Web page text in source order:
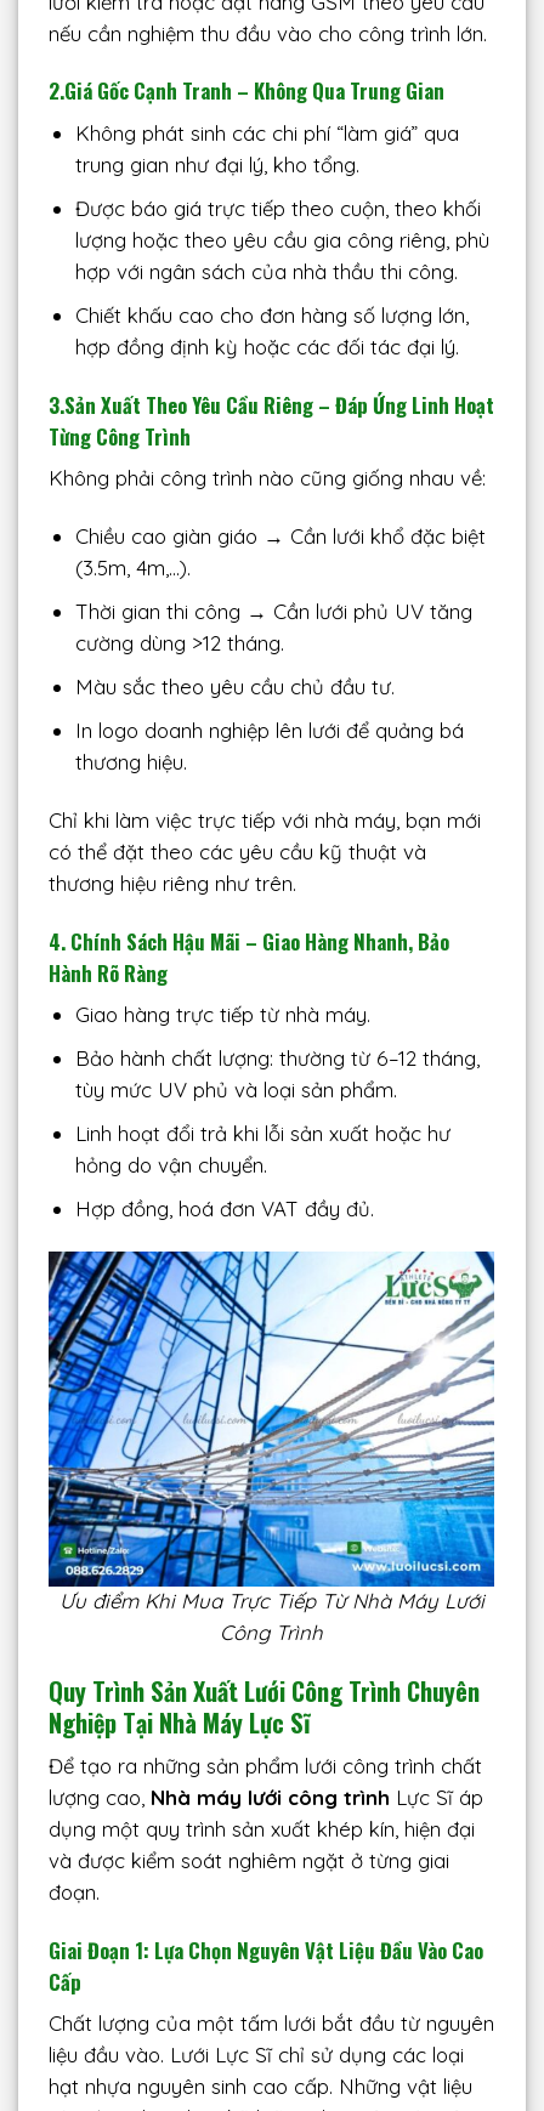
nếu cần nghiệm thu đầu vào cho công trình lớn.
2.Giá Gốc Cạnh Tranh – Không Qua Trung Gian
Không phát sinh các chi phí “làm giá” qua
trung gian như đại lý, kho tổng.
Được báo giá trực tiếp theo cuộn, theo khối
lượng hoặc theo yêu cầu gia công riêng, phù
hợp với ngân sách của nhà thầu thi công.
Chiết khấu cao cho đơn hàng số lượng lớn,
hợp đồng định kỳ hoặc các đối tác đại lý.
3.Sản Xuất Theo Yêu Cầu Riêng – Đáp Ứng Linh Hoạt
Từng Công Trình
Không phải công trình nào cũng giống nhau về:
Chiều cao giàn giáo → Cần lưới khổ đặc biệt
(3.5m, 4m,…).
Thời gian thi công → Cần lưới phủ UV tăng
cường dùng >12 tháng.
Màu sắc theo yêu cầu chủ đầu tư.
In logo doanh nghiệp lên lưới để quảng bá
thương hiệu.
Chỉ khi làm việc trực tiếp với nhà máy, bạn mới
có thể đặt theo các yêu cầu kỹ thuật và
thương hiệu riêng như trên.
4. Chính Sách Hậu Mãi – Giao Hàng Nhanh, Bảo
Hành Rõ Ràng
Giao hàng trực tiếp từ nhà máy.
Bảo hành chất lượng: thường từ 6–12 tháng,
tùy mức UV phủ và loại sản phẩm.
Linh hoạt đổi trả khi lỗi sản xuất hoặc hư
hỏng do vận chuyển.
Hợp đồng, hoá đơn VAT đầy đủ.
Ưu điểm Khi Mua Trực Tiếp Từ Nhà Máy Lưới
Công Trình
Quy Trình Sản Xuất Lưới Công Trình Chuyên
Nghiệp Tại Nhà Máy Lực Sĩ
Để tạo ra những sản phẩm lưới công trình chất
lượng cao, Nhà máy lưới công trình Lực Sĩ áp
dụng một quy trình sản xuất khép kín, hiện đại
và được kiểm soát nghiêm ngặt ở từng giai
đoạn.
Giai Đoạn 1: Lựa Chọn Nguyên Vật Liệu Đầu Vào Cao
Cấp
Chất lượng của một tấm lưới bắt đầu từ nguyên
liệu đầu vào. Lưới Lực Sĩ chỉ sử dụng các loại
hạt nhựa nguyên sinh cao cấp. Những vật liệu